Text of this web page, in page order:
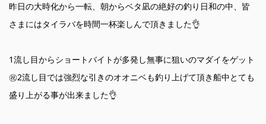
昨日の大時化から一転、朝からベタ凪の絶好の釣り日和の中、皆
さまにはタイラバを時間一杯楽しんで頂きました👌
1流し目からショートバイトが多発し無事に狙いのマダイをゲット
㊗️2流し目では強烈な引きのオオニベも釣り上げて頂き船中とても
盛り上がる事が出来ました👌